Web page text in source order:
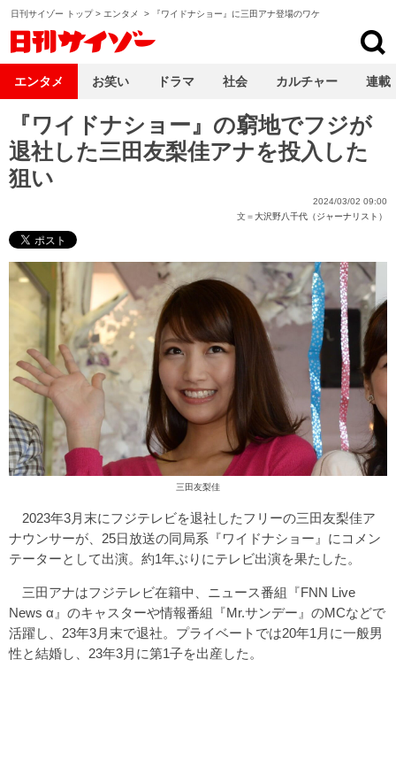
日刊サイゾー トップ> エンタメ > 『ワイドナショー』に三田アナ登場のワケ
『ワイドナショー』の窮地でフジが
退社した三田友梨佳アナを投入した
狙い
2024/03/02 09:00
文＝大沢野八千代（ジャーナリスト）
三田友梨佳
2023年3月末にフジテレビを退社したフリーの三田友梨佳ア
ナウンサーが、25日放送の同局系『ワイドナショー』にコメン
テーターとして出演。約1年ぶりにテレビ出演を果たした。
三田アナはフジテレビ在籍中、ニュース番組『FNN Live
News α』のキャスターや情報番組『Mr.サンデー』のMCなどで
活躍し、23年3月末で退社。プライベートでは20年1月に一般男
性と結婚し、23年3月に第1子を出産した。
エンタメ お笑い ドラマ 社会 カルチャー 連載